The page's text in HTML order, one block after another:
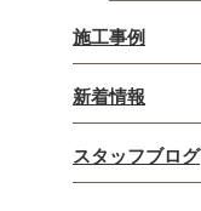
施工事例
新着情報
スタッフブログ